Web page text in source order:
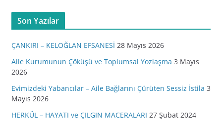
Son Yazılar
ÇANKIRI – KELOĞLAN EFSANESİ 28 Mayıs 2026
Aile Kurumunun Çöküşü ve Toplumsal Yozlaşma 3 Mayıs
2026
Evimizdeki Yabancılar – Aile Bağlarını Çürüten Sessiz İstila 3
Mayıs 2026
HERKÜL – HAYATI ve ÇILGIN MACERALARI 27 Şubat 2024